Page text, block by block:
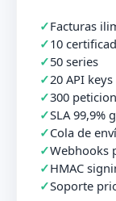
Facturas
10
50 series
20 API keys
300
SLA 99,9%
Cola de
Webhooks
HMAC
Soporte